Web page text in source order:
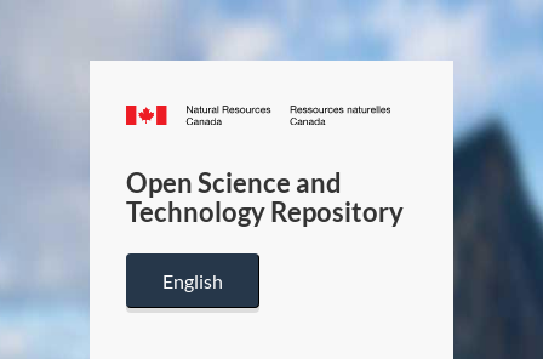
Canada.ca
/
Canada
Open Science and
Technology Repository
English